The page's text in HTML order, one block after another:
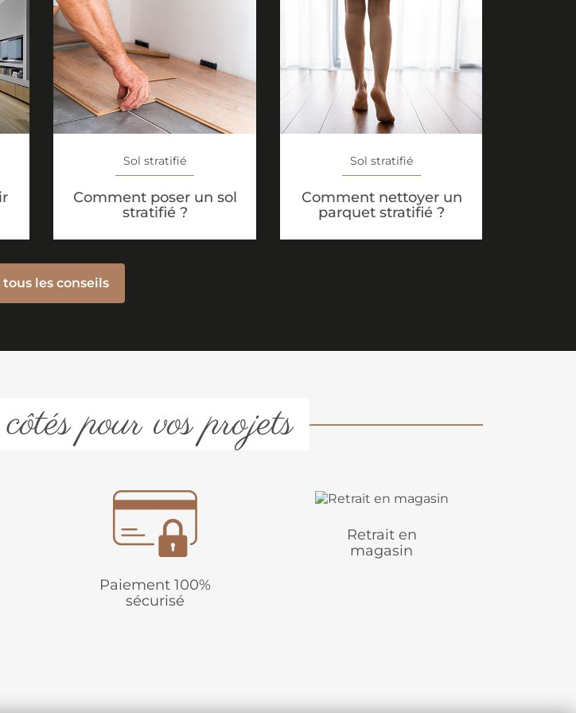
Sol stratifié
Comment poser un sol
stratifié ?
Sol stratifié
Comment nettoyer un
parquet stratifié ?
tous les conseils
pour vos projets
Paiement 100%
sécurisé
Retrait en
magasin